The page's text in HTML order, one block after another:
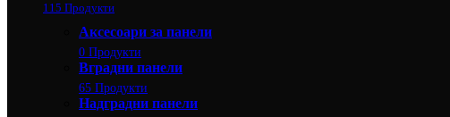
115 Продукти
Аксесоари за панели
0 Продукти
Вградни панели
65 Продукти
Надградни панели